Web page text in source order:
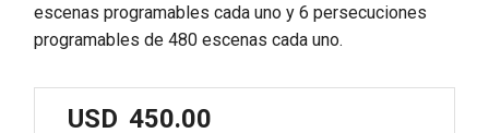
escenas programables cada uno y 6 persecuciones
programables de 480 escenas cada uno.
USD 450.00